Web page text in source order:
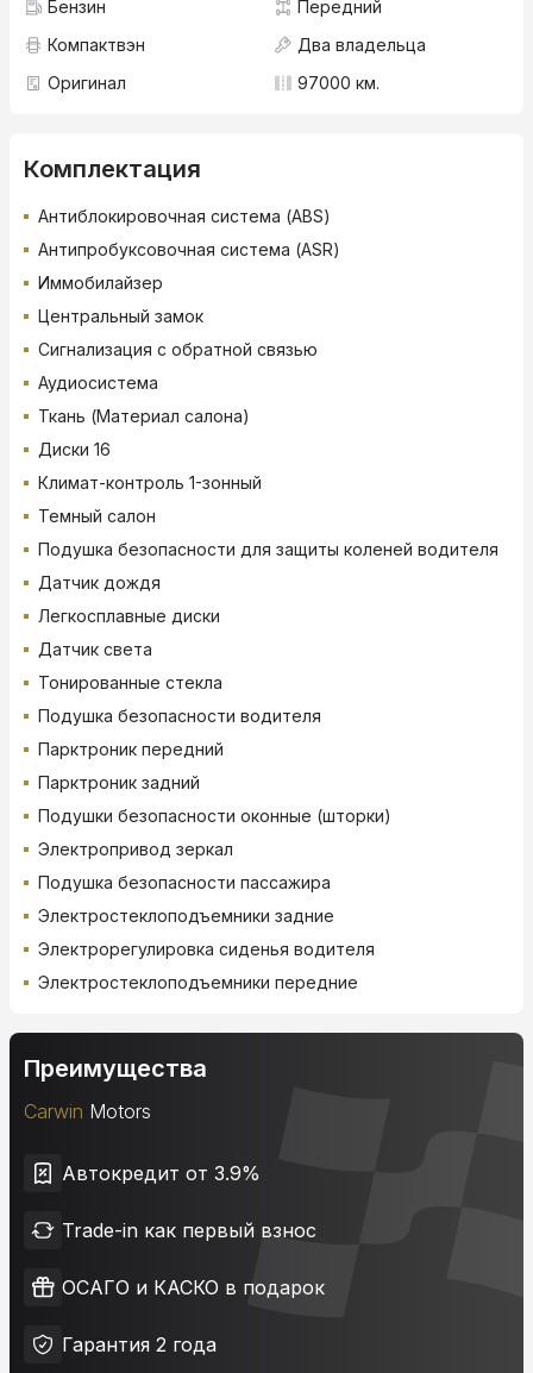
Бензин
Передний
Компактвэн
Два владельца
Оригинал
97000 км.
Комплектация
Антиблокировочная система (ABS)
Антипробуксовочная система (ASR)
Иммобилайзер
Центральный замок
Сигнализация с обратной связью
Аудиосистема
Ткань (Материал салона)
Диски 16
Климат-контроль 1-зонный
Темный салон
Подушка безопасности для защиты коленей водителя
Датчик дождя
Легкосплавные диски
Датчик света
Тонированные стекла
Подушка безопасности водителя
Парктроник передний
Парктроник задний
Подушки безопасности оконные (шторки)
Электропривод зеркал
Подушка безопасности пассажира
Электростеклоподъемники задние
Электрорегулировка сиденья водителя
Электростеклоподъемники передние
Преимущества
Carwin Motors
Автокредит от 3.9%
Trade-in как первый взнос
ОСАГО и КАСКО в подарок
Гарантия 2 года